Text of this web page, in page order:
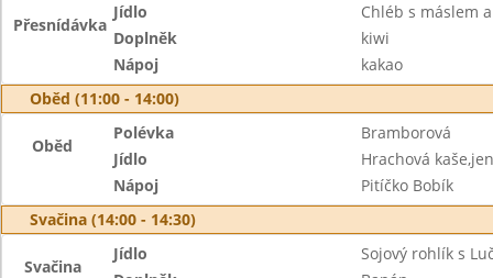
Přesnídávka
Jídlo
Chléb s máslem
Doplněk
kiwi
Nápoj
kakao
Oběd (11:00 - 14:00)
Oběd
Polévka
Bramborová
Jídlo
Hrachová
Nápoj
Pitíčko Bobík
Svačina (14:00 - 14:30)
Svačina
Jídlo
Sojový rohlík s